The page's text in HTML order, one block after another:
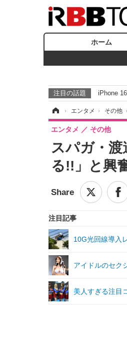
ホーム
注目の話題 iPhone 16
› エンタメ › その他 ›
スパガ・
る!!」と興
エンタメ その他
注目記事
10G光回線導入
アイドルのセク
美人すぎる注目